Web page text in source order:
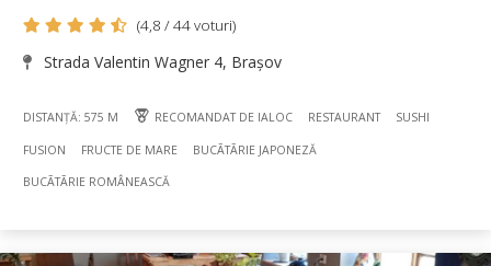
(4,8 / 44 voturi)
Strada Valentin Wagner 4, Brașov
DISTANȚĂ: 575 M RECOMANDAT DE IALOC RESTAURANT SUSHI
FUSION FRUCTE DE MARE BUCÃTÃRIE JAPONEZĂ
BUCÃTÃRIE ROMÂNEASCĂ